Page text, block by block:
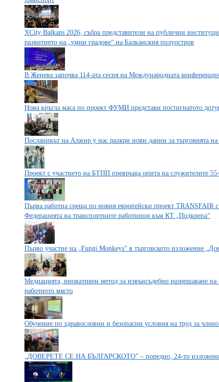
XCity Balkans 2026, събра представители на публични
развитието на „умни градове“ на Балканския полуостров
В Женева започва 114-ата сесия на Международната
Нова кръгла маса по проект ФУМИ представи постигнатото
Посланикът на Алжир у нас разкри нови данни за търговията на
Проект с участието на БТПП превръща опита на служителите
Първа работна среща по новия европейски проект TRANSFAIR
Федерацията на транспортните работници към КТ „Подкрепа“
Първо участие на „Fungi Monkeys“ в търговското изложение
Медиацията, иновативен метод за извънсъдебно разрешаване
работното място
Обучение по здравословни и безопасни условия на труд за
„ДОВЕРЕТЕ СЕ НА БЪЛГАРСКОТО” – поредно, 24-то изложение